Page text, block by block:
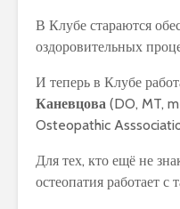
В Клубе стараются
оздоровительных
И теперь в Клубе
Каневцова (DO, MT,
Osteopathic
Для тех, кто ещё не
остеопатия работает